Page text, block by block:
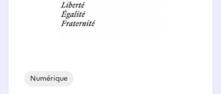
Numérique